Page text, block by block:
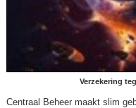
Verzekering
Centraal Beheer maakt slim